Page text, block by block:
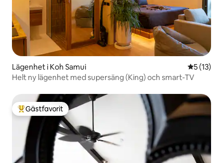
Lägenhet i Koh Samui 5 av 5 i
5 (13)
Helt ny lägenhet med supersäng (King) och smart-TV
Populär gästfavorit
Gästfavorit